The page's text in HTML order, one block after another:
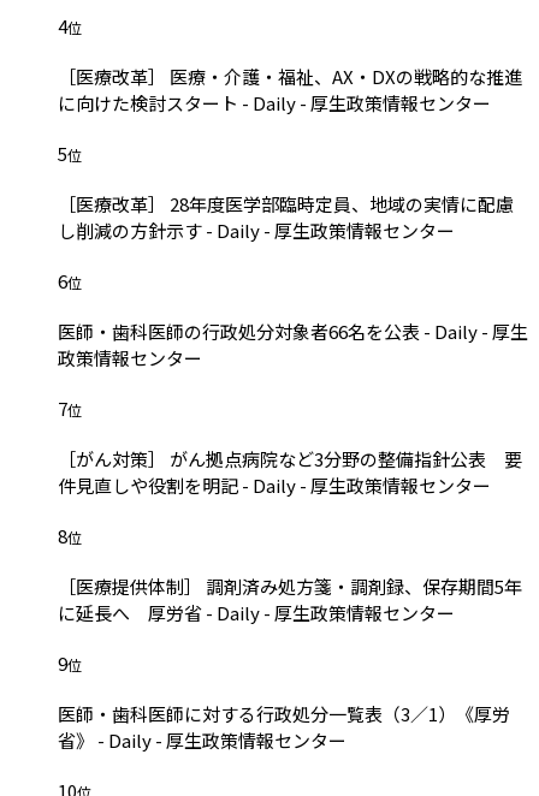
4位
［医療改革］ 医療・介護・福祉、AX・DXの戦略的な推進
に向けた検討スタート - Daily - 厚生政策情報センター
5位
［医療改革］ 28年度医学部臨時定員、地域の実情に配慮
し削減の方針示す - Daily - 厚生政策情報センター
6位
医師・歯科医師の行政処分対象者66名を公表 - Daily - 厚生
政策情報センター
7位
［がん対策］ がん拠点病院など3分野の整備指針公表 要
件見直しや役割を明記 - Daily - 厚生政策情報センター
8位
［医療提供体制］ 調剤済み処方箋・調剤録、保存期間5年
に延長へ 厚労省 - Daily - 厚生政策情報センター
9位
医師・歯科医師に対する行政処分一覧表（3／1）《厚労
省》 - Daily - 厚生政策情報センター
10位